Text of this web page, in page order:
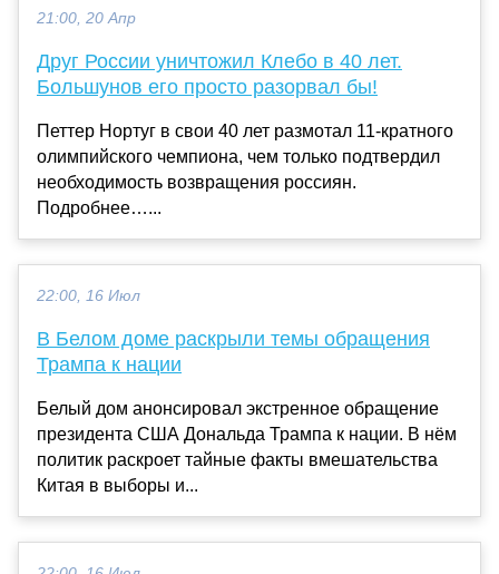
21:00, 20 Апр
Друг России уничтожил Клебо в 40 лет.
Большунов его просто разорвал бы!
Петтер Нортуг в свои 40 лет размотал 11-кратного
олимпийского чемпиона, чем только подтвердил
необходимость возвращения россиян.
Подробнее…...
22:00, 16 Июл
В Белом доме раскрыли темы обращения
Трампа к нации
Белый дом анонсировал экстренное обращение
президента США Дональда Трампа к нации. В нём
политик раскроет тайные факты вмешательства
Китая в выборы и...